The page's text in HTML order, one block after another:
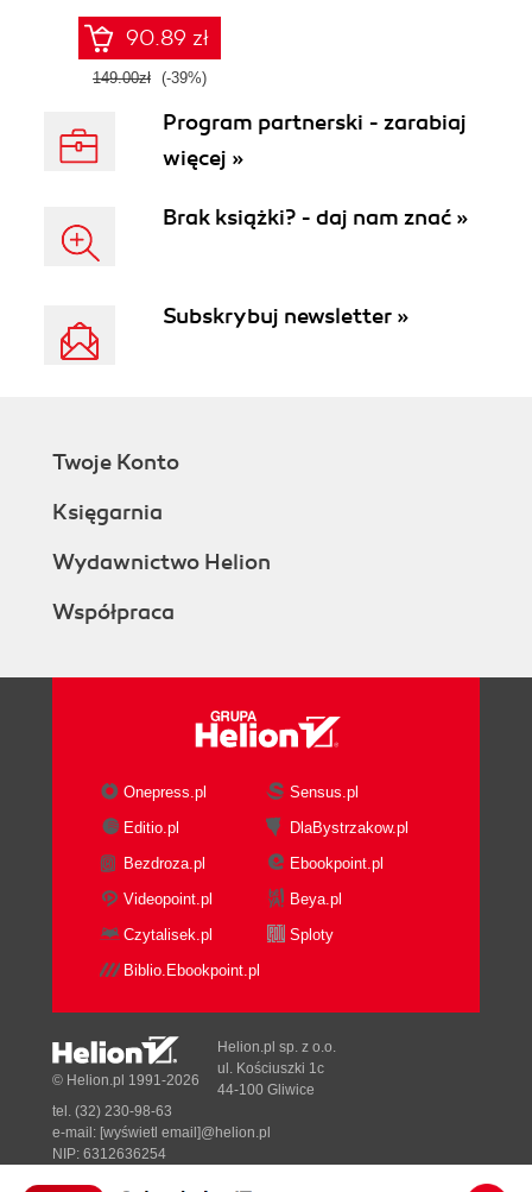
90.89 zł
149.00zł (-39%)
Program partnerski - zarabiaj
więcej »
Brak książki? - daj nam znać »
Subskrybuj newsletter »
Twoje Konto
Księgarnia
Wydawnictwo Helion
Współpraca
Onepress.pl
Sensus.pl
Editio.pl
DlaBystrzakow.pl
Bezdroza.pl
Ebookpoint.pl
Videopoint.pl
Beya.pl
Czytalisek.pl
Sploty
Biblio.Ebookpoint.pl
© Helion.pl 1991-2026
Helion.pl sp. z o.o.
ul. Kościuszki 1c
44-100 Gliwice
tel. (32) 230-98-63
e-mail: [wyświetl email]@helion.pl
NIP: 6312636254